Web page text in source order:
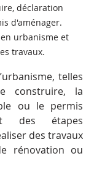
déclaration
d'aménager.
urbanisme et
travaux.
telles
construire, la
ou le permis
des étapes
des travaux
rénovation ou